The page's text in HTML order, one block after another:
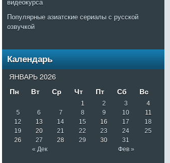
Популярные азиатские сериалы с русской
озвучкой
Календарь
ЯНВАРЬ 2026
Пн
Вт Ср Чт Пт Сб Вс
« Дек Фев »
1 2 3
4
5
6 7 8 9 10
11
12
13 14 15 16 17
18
19
20 21 22 23 24
25
26
27 28 29 30 31